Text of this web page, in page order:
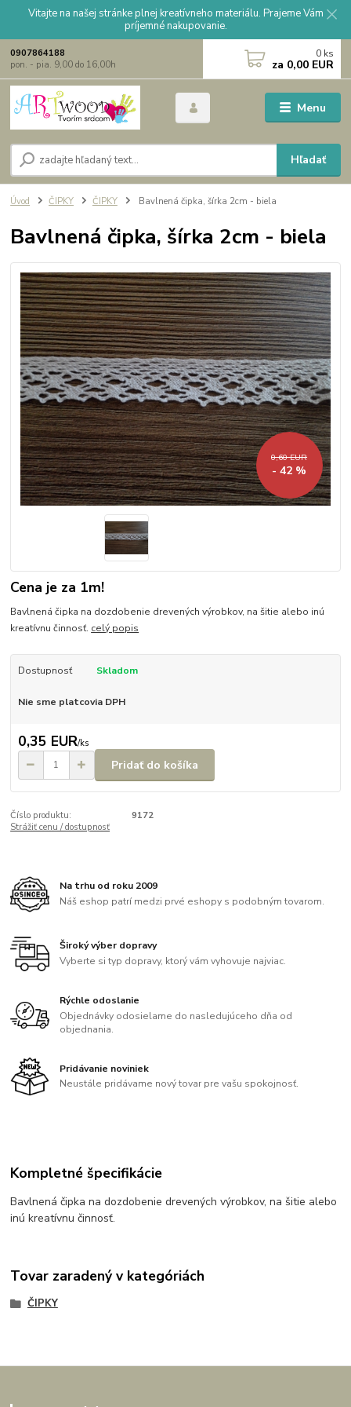
Vitajte na našej stránke plnej kreatívneho materiálu. Prajeme Vám
príjemné nakupovanie.
Menu
Hľadať
0907864188
pon. - pia. 9,00 do 16,00h
0 ks
za 0,00 EUR
Úvod ČIPKY ČIPKY Bavlnená čipka, šírka 2cm - biela
Bavlnená čipka, šírka 2cm - biela
0,60 EUR
- 42 %
Cena je za 1m!
Bavlnená čipka na dozdobenie drevených výrobkov, na šitie alebo inú
kreatívnu činnosť. celý popis
Dostupnosť Skladom
Nie sme platcovia DPH
0,35 EUR/ks
Pridať do košíka
Číslo produktu:
9172
Strážiť cenu / dostupnosť
Na trhu od roku 2009
Náš eshop patrí medzi prvé eshopy s podobným tovarom.
Široký výber dopravy
Vyberte si typ dopravy, ktorý vám vyhovuje najviac.
Rýchle odoslanie
Objednávky odosielame do nasledujúceho dňa od
objednania.
Pridávanie noviniek
Neustále pridávame nový tovar pre vašu spokojnosť.
Kompletné špecifikácie
Bavlnená čipka na dozdobenie drevených výrobkov, na šitie alebo
inú kreatívnu činnosť.
Tovar zaradený v kategóriách
ČIPKY